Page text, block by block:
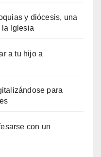
y diócesis, una
la Iglesia
a tu hijo a
para
con un